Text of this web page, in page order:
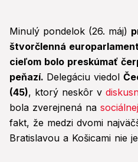
Minulý pondelok (26. máj)
štvorčlenná
cieľom bolo preskúmať
peňazí. Delegáciu viedol
(45), ktorý neskôr v
bola zverejnená na
fakt, že medzi dvomi
Bratislavou a Košicami nie